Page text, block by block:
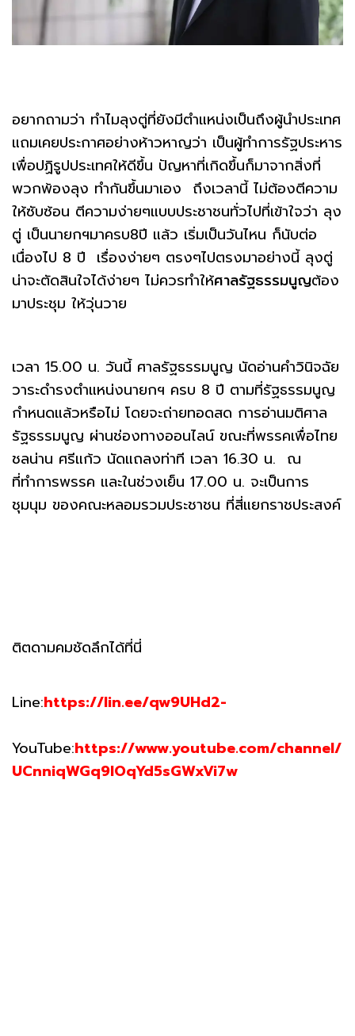
อยากถามว่า ทำไมลุงตู่ที่ยังมีตำแหน่งเป็นถึงผู้นำประเทศ
แถมเคยประกาศอย่างห้าวหาญว่า เป็นผู้ทำการรัฐประหาร
เพื่อปฏิรูปประเทศให้ดีขึ้น ปัญหาที่เกิดขึ้นก็มาจากสิ่งที่
พวกพ้องลุง ทำกันขึ้นมาเอง ถึงเวลานี้ ไม่ต้องตีความ
ให้ซับซ้อน ตีความง่ายๆแบบประชาชนทั่วไปที่เข้าใจว่า ลุง
ตู่ เป็นนายกฯมาครบ8ปี แล้ว เริ่มเป็นวันไหน ก็นับต่อ
เนื่องไป 8 ปี เรื่องง่ายๆ ตรงๆไปตรงมาอย่างนี้ ลุงตู่
น่าจะตัดสินใจได้ง่ายๆ ไม่ควรทำให้ศาลรัฐธรรมนูญต้อง
มาประชุม ให้วุ่นวาย
เวลา 15.00 น. วันนี้ ศาลรัฐธรรมนูญ นัดอ่านคำวินิจฉัย
วาระดำรงตำแหน่งนายกฯ ครบ 8 ปี ตามที่รัฐธรรมนูญ
กำหนดแล้วหรือไม่ โดยจะถ่ายทอดสด การอ่านมติศาล
รัฐธรรมนูญ ผ่านช่องทางออนไลน์ ขณะที่พรรคเพื่อไทย
ชลน่าน ศรีแก้ว นัดแถลงท่าที เวลา 16.30 น. ณ
ที่ทำการพรรค และในช่วงเย็น 17.00 น. จะเป็นการ
ชุมนุม ของคณะหลอมรวมประชาชน ที่สี่แยกราชประสงค์
ติตดามคมชัดลึกได้ที่นี่
Line:https://lin.ee/qw9UHd2-
YouTube:https://www.youtube.com/channel/
UCnniqWGq9lOqYd5sGWxVi7w